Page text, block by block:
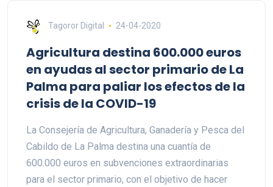
Tagoror Digital 24-04-2020
Agricultura destina 600.000 euros
en ayudas al sector primario de La
Palma para paliar los efectos de la
crisis de la COVID-19
La Consejería de Agricultura, Ganadería y Pesca del
Cabildo de La Palma destina una cuantía de
600.000 euros en subvenciones extraordinarias
para el sector primario, con el objetivo de hacer